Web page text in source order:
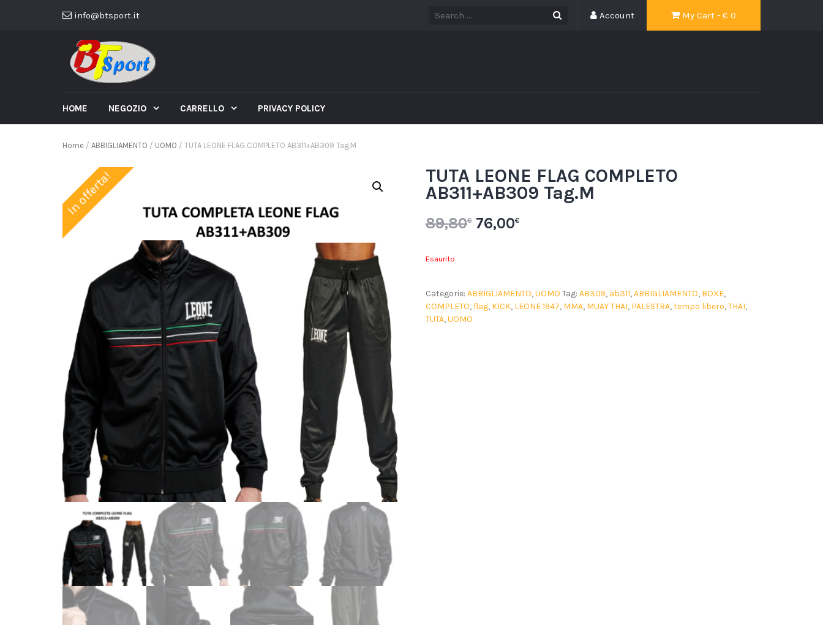
info@btsport.it My Cart - € 0
Account
HOME NEGOZIO CARRELLO PRIVACY POLICY
Home / ABBIGLIAMENTO / UOMO / TUTA LEONE FLAG COMPLETO AB311+AB309 Tag.M
In offerta! TUTA LEONE FLAG COMPLETO
AB311+AB309 Tag.M
89,80€ 76,00€
Esaurito
Categorie: ABBIGLIAMENTO,UOMO Tag: AB309, ab311,ABBIGLIAMENTO, BOXE,
COMPLETO,flag, KICK, LEONE 1947, MMA, MUAY THAI, PALESTRA,tempo libero,THAI,
TUTA,UOMO